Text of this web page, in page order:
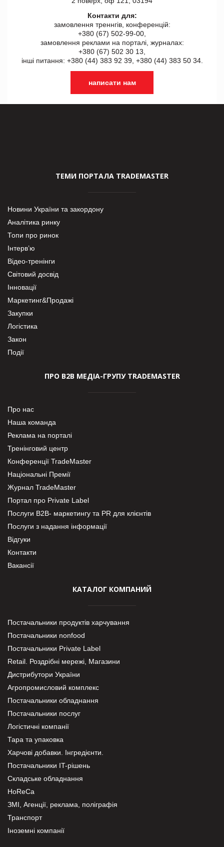
Контакти для:
замовлення треннгів, конференцій:
+380 (67) 502-99-00,
замовлення реклами на порталі, журналах:
+380 (67) 502 30 13,
інші питання: +380 (44) 383 92 39, +380 (44) 383 50 34.
написати нам
ТЕМИ ПОРТАЛА TRADEMASTER
Новини України та закордону
Аналітика ринку
Топи про ринок
Інтерв’ю
Відео-тренінги
Світовий досвід
Інновації
Маркетинг&Продажі
Закупки
Логістика
Закон
Події
ПРО В2В МЕДІА-ГРУПУ TRADEMASTER
Про нас
Наша команда
Реклама на порталі
Тренінговий центр
Конференції TradeMaster
Національні Премії
Журнал TradeMaster
Портал про Private Label
Послуги В2В- маркетингу та PR для клієнтів
Послуги з надання інформації
Відгуки
Контакти
Вакансії
КАТАЛОГ КОМПАНИЙ
Постачальники продуктів харчування
Постачальники nonfood
Постачальники Private Label
Retail. Роздрібні мережі, Магазини
Дистрибутори України
Агропромисловий комплекс
Постачальники обладнання
Постачальники послуг
Логістичні компанії
Тара та упаковка
Харчові добавки. Інгредієнти.
Постачальники IT-рішень
Складське обладнання
HoReCa
ЗМІ, Агенції, реклама, поліграфія
Транспорт
Іноземні компанії